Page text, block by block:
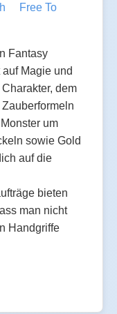
Free To
Fantasy
Magie und
dem
um
sowie Gold
auf die
bieten
man nicht
Handgriffe